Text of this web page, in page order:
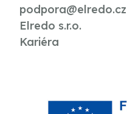
podpora@elredo.cz
Elredo s.r.o.
Kariéra